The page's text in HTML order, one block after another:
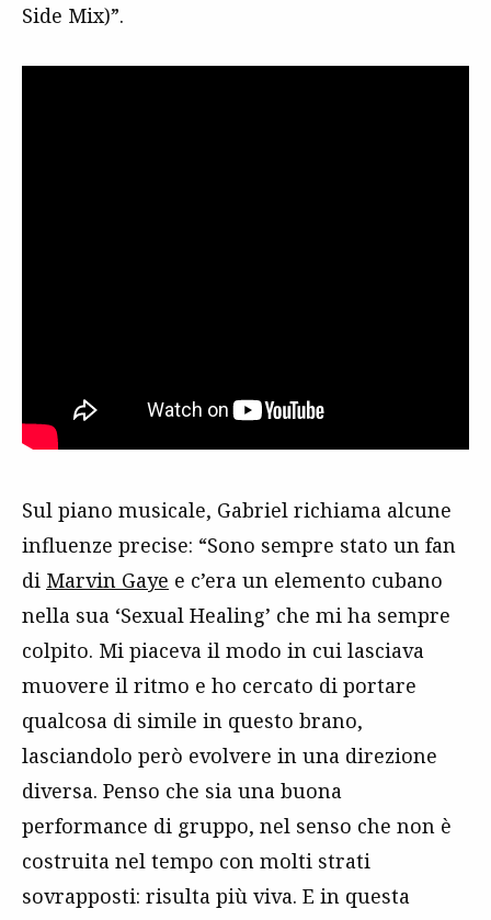
Side Mix)”.
Sul piano musicale, Gabriel richiama alcune
influenze precise: “Sono sempre stato un fan
di Marvin Gaye e c’era un elemento cubano
nella sua ‘Sexual Healing’ che mi ha sempre
colpito. Mi piaceva il modo in cui lasciava
muovere il ritmo e ho cercato di portare
qualcosa di simile in questo brano,
lasciandolo però evolvere in una direzione
diversa. Penso che sia una buona
performance di gruppo, nel senso che non è
costruita nel tempo con molti strati
sovrapposti: risulta più viva. E in questa